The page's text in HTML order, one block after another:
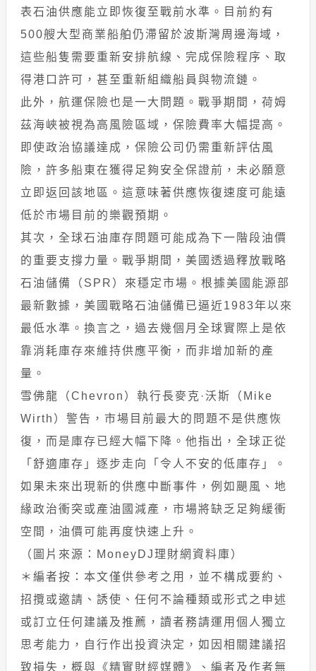
表石油供應能立即恢復至戰前水準。目前約有
500艘大型商業船舶仍滯留於波斯灣周邊海域，
這些船隻需要重新安排航線、完成保險程序、取
得港口許可，甚至重新組織船員與物流鏈。
此外，航運保險也是一大問題。戰爭期間，荷姆
茲海峽被視為高風險區域，保險費率大幅提高。
即使政治協議達成，保險公司仍需重新評估風
險，許多船東在獲得足夠安全保證前，未必願意
立即返回該地區。這意味著供應恢復速度可能遠
低於市場目前的樂觀預期。
其次，全球石油庫存問題可能成為下一階段油價
的重要支撐力量。戰爭期間，美國透過釋放戰略
石油儲備（SPR）來穩定市場。根據美國能源部
最新數據，美國戰略石油儲備已逼近1983年以來
最低水準。換言之，過去幾個月全球實際上是依
靠消耗庫存來維持供應平衡，而非增加新的產
量。
雪佛龍（Chevron）執行長麥克·沃斯（Mike
Wirth）警告，市場目前最大的問題不是供應恢
復，而是庫存已經大幅下降。他指出，全球正從
「舒適庫存」逐步走向「令人不安的低庫存」。
如果未來出現新的供應中斷事件，例如颶風、地
緣政治衝突或產油國減產，市場將缺乏足夠緩衝
空間，油價可能再度快速上升。
（圖片來源：MoneyDJ理財網資料庫）
＊編者按：本文僅供參考之用，並不構成要約、
招攬或邀請、誘使、任何不論種類或形式之申述
或訂立任何建議及推薦，讀者務請運用個人獨立
思考能力，自行作出投資決定，如因相關建議招
致損失，概與《精實財經媒體》、編者及作者無